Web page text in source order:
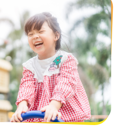
หรับงานรับเหมาก่อสร้าง/ติดตั้ง
ดของเครื่องจักรที่ใช้ในงาน